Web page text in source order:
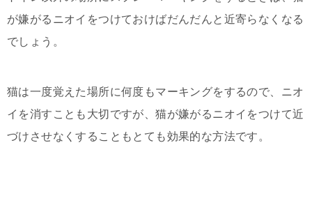
が嫌がるニオイをつけておけばだんだんと近寄らなくなる
でしょう。
猫は一度覚えた場所に何度もマーキングをするので、ニオ
イを消すことも大切ですが、猫が嫌がるニオイをつけて近
づけさせなくすることもとても効果的な方法です。